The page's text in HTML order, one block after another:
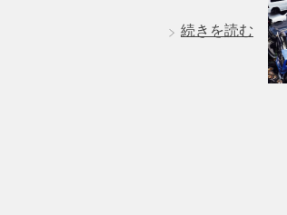
続きを読む